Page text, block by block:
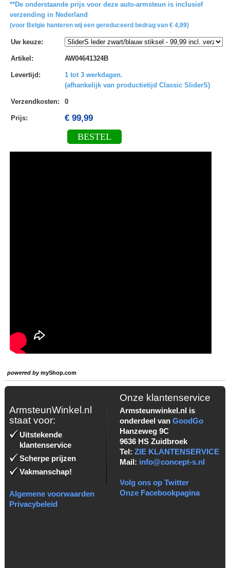
**De onderstaande prijs voor deze auto-armsteun is inclusief
verzending in Nederland
(voor Belgie hanteren wij een gereduceerd bedrag van € 4,99)
Uw keuze:
Artikel : AW04641324B
Levertijd :
1 tot 3 werkdagen.
(afhankelijk van productietijd Classic SliderS)
Verzendkosten: 0
Prijs: € 99,99
BESTEL
powered bymyShop.com
ArmsteunWinkel.nl
staat voor:
Uitstekende
klantenservice
Scherpe prijzen
Vakmanschap!
Algemene voorwaarden
Privacybeleid
Onze klantenservice
Armsteunwinkel.nl is
onderdeel van GoodGo
Hanzeweg 9C
9636 HS Zuidbroek
Tel: ZIE KLANTENSERVICE
Mail: info@concept-s.nl
Volg ons op Twitter
Onze Facebookpagina